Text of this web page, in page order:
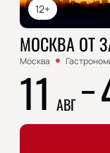
12+
МОСКВА ОТ
Москва
11 АВГ